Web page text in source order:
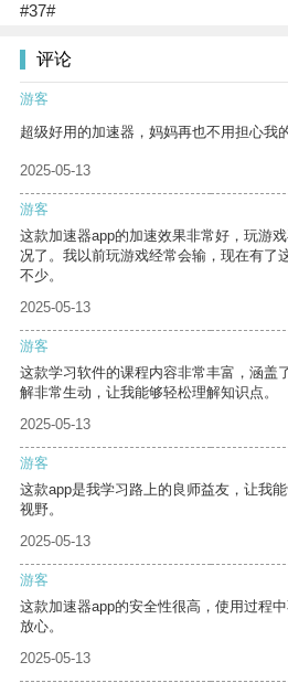
#37#
评论
游客
超级好用的加速器，妈妈再也不用担心我
2025-05-13
游客
这款加速器app的加速效果非常好，玩游
况了。我以前玩游戏经常会输，现在有了
不少。
2025-05-13
游客
这款学习软件的课程内容非常丰富，涵盖
解非常生动，让我能够轻松理解知识点。
2025-05-13
游客
这款app是我学习路上的良师益友，让我
视野。
2025-05-13
游客
这款加速器app的安全性很高，使用过程
放心。
2025-05-13